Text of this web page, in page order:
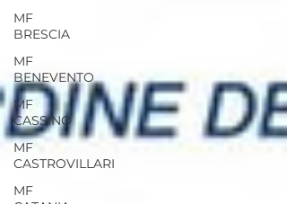
MF
BRESCIA
MF
BENEVENTO
MF
CASSINO
MF
CASTROVILLARI
MF